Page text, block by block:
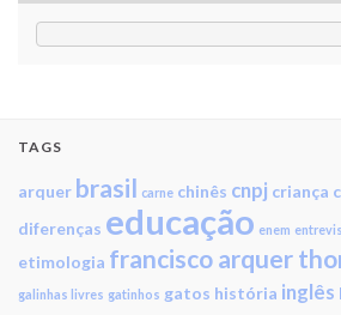
TAGS
arquer brasil carne chinês cnpj criança
diferenças educação enem
etimologia francisco arquer
galinhas livres gatinhos gatos história inglês